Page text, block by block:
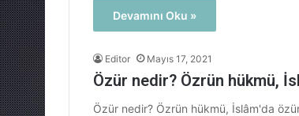
Devamını Oku »
Editor Mayıs 17, 2021
Özür nedir? Özrün hükmü,
Özür nedir? Özrün hükmü, İslâm'da